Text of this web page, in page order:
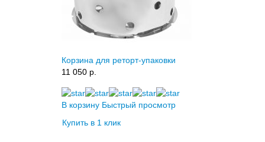
Корзина для реторт-упаковки
11 050 p.
В корзину Быстрый просмотр
Купить в 1 клик